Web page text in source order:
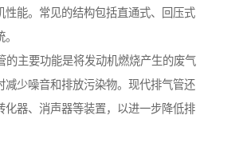
性能。常见的结构包括直通式、回压式
的主要功能是将发动机燃烧产生的废气
减少噪音和排放污染物。现代排气管还
化器、消声器等装置，以进一步降低排